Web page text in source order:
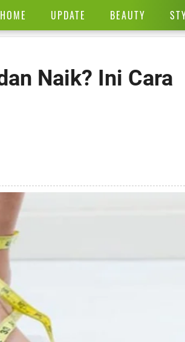
HOME UPDATE BEAUTY
Naik? Ini Cara